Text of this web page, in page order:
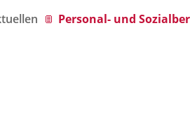
Personal- und